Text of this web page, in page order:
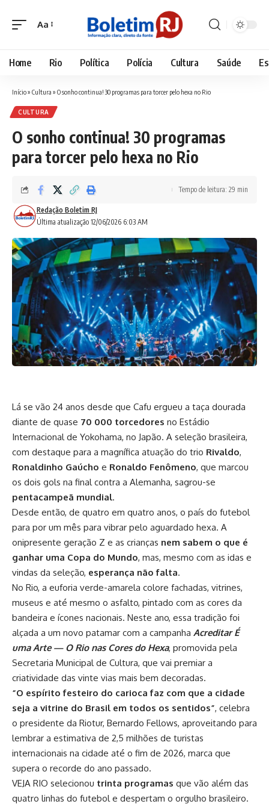
Font
Aa
Home Rio Política Polícia Cultura Saúde
Início» Cultura » O sonho continua! 30 programas para torcer pelo hexa no Rio
CULTURA
O sonho continua! 30 programas
para torcer pelo hexa no Rio
Última atualização 12/06/2026 6:03 AM
Redação Boletim RJ
Tempo de leitura: 29 min
Lá se vão 24 anos desde que Cafu ergueu a taça dourada
diante de quase 70 000 torcedores no Estádio
Internacional de Yokohama, no Japão. A seleção brasileira,
com destaque para a magnífica atuação do trio Rivaldo,
Ronaldinho Gaúcho e Ronaldo Fenômeno, que marcou
os dois gols na final contra a Alemanha, sagrou-se
pentacampeã mundial.
Desde então, de quatro em quatro anos, o país do futebol
para por um mês para vibrar pelo aguardado hexa. A
onipresente geração Z e as crianças nem sabem o que é
ganhar uma Copa do Mundo, mas, mesmo com as idas e
vindas da seleção, esperança não falta.
No Rio, a euforia verde-amarela colore fachadas, vitrines,
museus e até mesmo o asfalto, pintado com as cores da
bandeira e ícones nacionais. Neste ano, essa tradição foi
alçada a um novo patamar com a campanha Acreditar É
uma Arte — O Rio nas Cores do Hexa, promovida pela
Secretaria Municipal de Cultura, que vai premiar a
criatividade das vinte vias mais bem decoradas.
“O espírito festeiro do carioca faz com que a cidade
seja a vitrine do Brasil em todos os sentidos”, celebra
o presidente da Riotur, Bernardo Fellows, aproveitando para
lembrar a estimativa de 2,5 milhões de turistas
internacionais na cidade até o fim de 2026, marca que
supera o recorde do ano passado.
VEJA RIO selecionou trinta programas que vão além das
quatro linhas do futebol e despertam o orgulho brasileiro.